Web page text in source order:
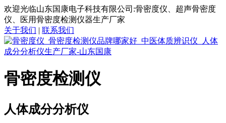
欢迎光临山东国康电子科技有限公司:骨密度仪、超声骨密度
仪、医用骨密度检测仪器生产厂家
关于我们 | 联系我们
骨密度检测仪
人体成分分析仪